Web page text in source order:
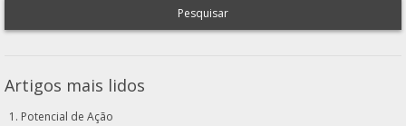
Pesquisar
Artigos mais lidos
Potencial de Ação